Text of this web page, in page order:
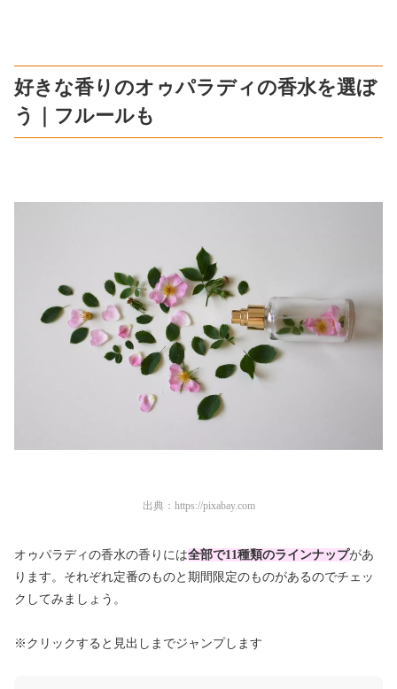
好きな香りのオゥパラディの香水を選ぼ
う｜フルールも
出典： https://pixabay.com
オゥパラディの香水の香りには全部で11種類のラインナップがあ
ります。それぞれ定番のものと期間限定のものがあるのでチェッ
クしてみましょう。
※クリックすると見出しまでジャンプします